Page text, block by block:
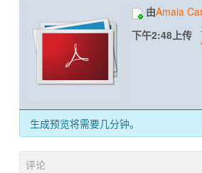
由Amaia
下午2:48上传
生成预览将需要几分钟。
评论